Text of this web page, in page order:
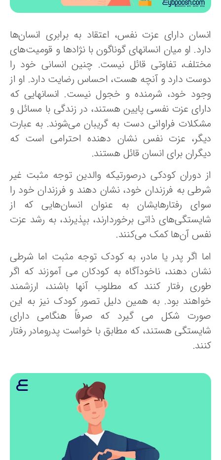
دارای عزت نفس، اعتقاد به برابری انسان‌ها
او میان انسانهای گوناگون با نژادها و قومیت‌های
تفاوتی قائل نیست. چنین انسانی خود را
دارد و آنچه هست، احساس رضایت دارد. او از
خود، شرمنده و خجول نیست. انسانهایی که
عزت نفسی پایین هستند، در زندگی با مسائل و
فراوانی دست به گریبان می‌شوند. به عبارت
عزت نفس نشان دهنده احترامی است که
برای انسان قائل‌ هستند.
دوران کودکی درصورتیکه والدین توجه مثبت غیر
به فرزندان خود، نشان دهند و فرزندان خود را
رفتارهایشان به عنوان انسان‌هایی که از
ذاتی برخوردارند، بپذیرند، به رشد عزت
آن‌ها کمک می‌کنند.
اگر پدر یا مادر، به کودک توجه مثبت اما شرطی
دهند، ناخودآگاه به کودکان می آموزند که اگر
رفتار کنند که مطلوب آنها باشند، ارزشمند
بود. به همین دلیل تصور کودک نیز به این
شکل می گیرد که صرفاً هنگامی دارای
هستند، که مطابق با خواست پدرومادر رفتار